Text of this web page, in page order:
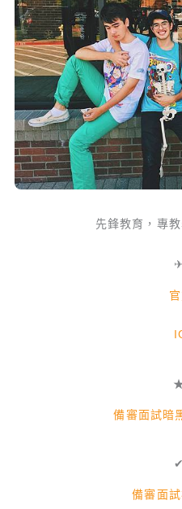
先鋒教育，專
備審面試暗
備審面